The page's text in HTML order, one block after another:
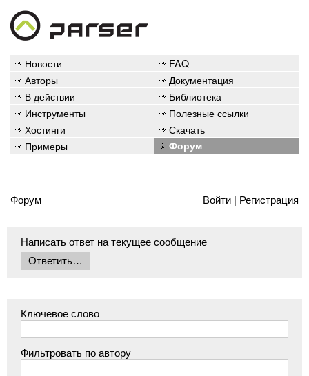
Новости
FAQ
Авторы
Документация
В действии
Библиотека
Инструменты
Полезные ссылки
Хостинги
Скачать
Примеры
Форум
Форум Войти| Регистрация
Написать ответ на текущее сообщение
Ключевое слово
Фильтровать по автору